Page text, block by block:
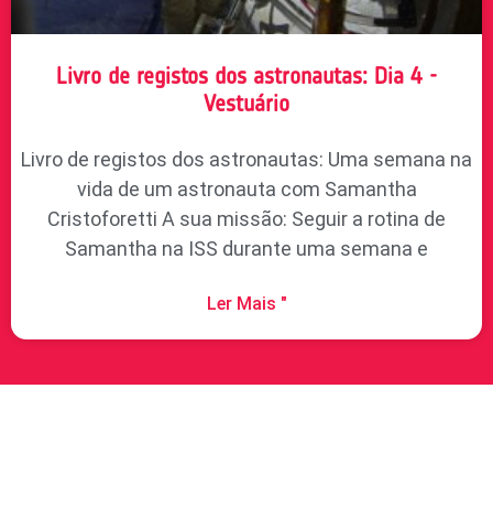
Livro de registos dos astronautas: Dia 4 -
Vestuário
Livro de registos dos astronautas: Uma semana na
vida de um astronauta com Samantha
Cristoforetti A sua missão: Seguir a rotina de
Samantha na ISS durante uma semana e
Ler Mais "